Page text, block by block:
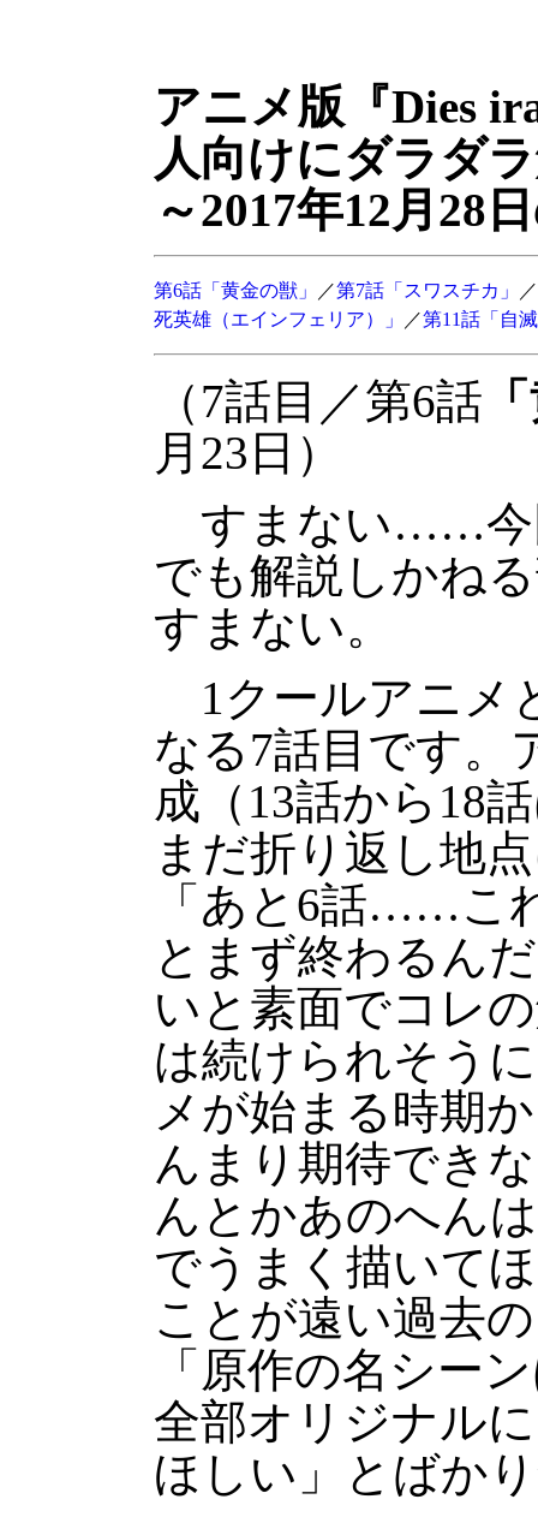
アニメ版『Dies
人向けにダラダ
～2017年12月28
第6話「黄金の獣」 ／第7話「スワスチカ」
／
死英雄（エインフェリア）」
／第11話「自
（7話目／第6話
月23日）
すまない……今
でも解説しかね
すまない。
1クールアニメ
なる7話目です。
成（13話から18
まだ折り返し地
「あと6話……こ
とまず終わるん
いと素面でコレ
は続けられそう
メが始まる時期
んまり期待でき
んとかあのへん
でうまく描いて
ことが遠い過去
「原作の名シー
全部オリジナル
ほしい」とばか